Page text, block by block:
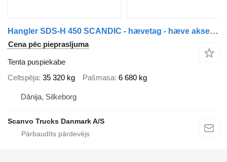
Hangler SDS-H 450 SCANDIC - hævetag - hæve aksel - truck beslag
Cena pēc pieprasījuma
Tenta puspiekabe
Celtspēja 35 320 kg Pašmasa 6 680 kg
Dānija, Silkeborg
Scanvo Trucks Danmark A/S